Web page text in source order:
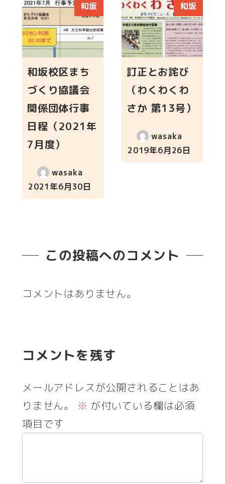
和坂
和坂校区まち
づくり協議会
関係団体行事
日程（2021年
7月度）
wasaka
投稿日
2021年6月30日
和坂
訂正とお詫び
（わくわくわ
さか 第13号）
wasaka
投稿日
2019年6月26日
この投稿へのコメント
コメントはありません。
コメントを残す
メールアドレスが公開されることはあ
りません。
※ が付いている欄は必須
項目です